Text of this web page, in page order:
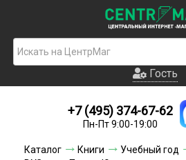
Гость
Новинки
Условия
Гость
+7 (495) 374-67-62
Пн-Пт 9:00-19:00
Каталог Книги Учебный год